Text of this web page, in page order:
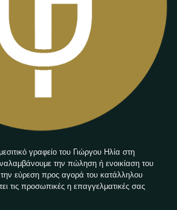
γραφείο του Γιώργου Ηλία στη
την πώληση ή ενοικίαση του
εύρεση προς αγορά του κατάλληλου
τις προσωπικές η επαγγελματικές σας